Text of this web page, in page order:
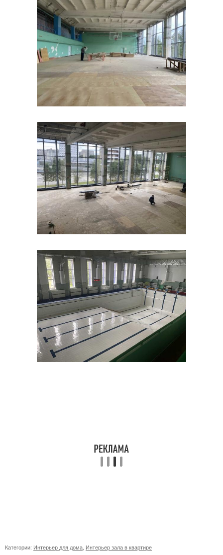
Категории: Интерьер для дома Интерьер зала в квартире